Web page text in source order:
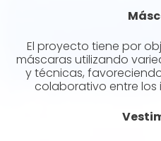
El proyecto tiene por
máscaras utilizando
y técnicas,
colaborativo entre los